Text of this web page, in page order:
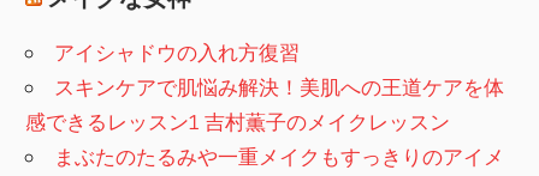
アイシャドウの入れ方復習
スキンケアで肌悩み解決！美肌への王道ケアを体
感できるレッスン1 吉村薫子のメイクレッスン
まぶたのたるみや一重メイクもすっきりのアイメ